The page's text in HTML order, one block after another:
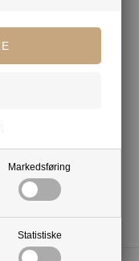
Markedsføring
Statistiske